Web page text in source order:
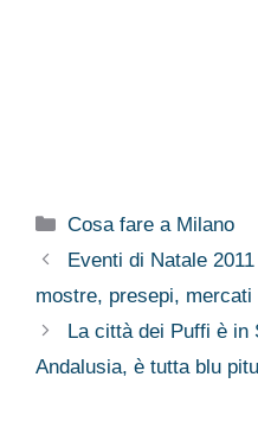
Categorie
Cosa fare a Milano
Eventi di Natale
mostre, presepi, mercati
La città dei Puffi è in
Andalusia, è tutta blu